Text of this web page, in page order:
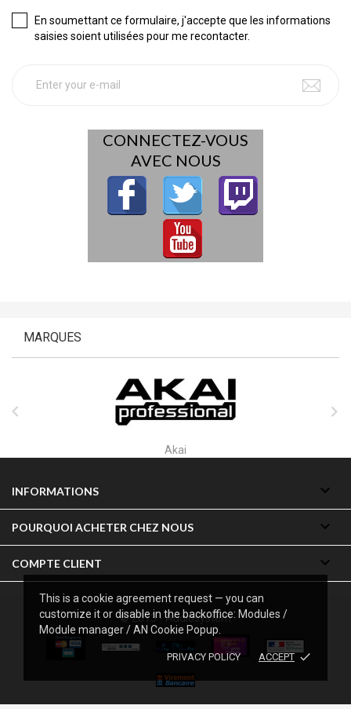
This is a cookie agreement request — you can
customize it or disable in the backoffice: Modules /
Module manager / AN Cookie Popup.
PRIVACY POLICY ACCEPT done
En soumettant ce formulaire, j'accepte que les informations
saisies soient utilisées pour me recontacter.
CONNECTEZ-VOUS
AVEC NOUS
MARQUES

Akai

INFORMATIONS 
POURQUOI ACHETER CHEZ NOUS 
COMPTE CLIENT 
© 2013 - Audiosystem